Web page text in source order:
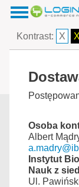
Kontrast: X X
Osoba
Albert
Instytut
Nauk z
Ul.